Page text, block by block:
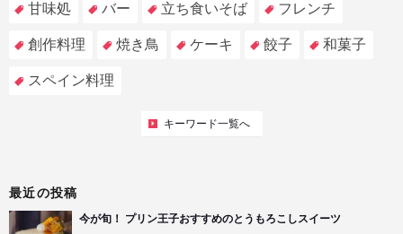
甘味処 バー 立ち食いそば フレンチ
創作料理 焼き鳥 ケーキ 餃子 和菓子
スペイン料理
キーワード一覧へ
最近の投稿
今が旬！ プリン王子おすすめのとうもろこしスイーツ